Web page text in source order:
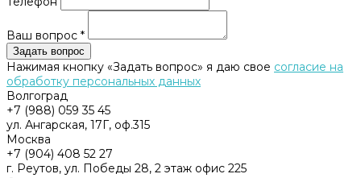
Ваш вопрос *
Нажимая кнопку «Задать вопрос» я даю свое согласие на
обработку персональных данных
Волгоград
+7 (988) 059 35 45
ул. Ангарская, 17Г, оф.315
Москва
+7 (904) 408 52 27
г. Реутов, ул. Победы 28, 2 этаж офис 225